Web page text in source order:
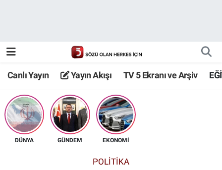
Canlı Yayın Yayın Akışı TV 5 Ekranı ve Arşiv
DÜNYA GÜNDEM EKONOMİ
POLİTİKA
TV 5 Ekranı ve Arşiv